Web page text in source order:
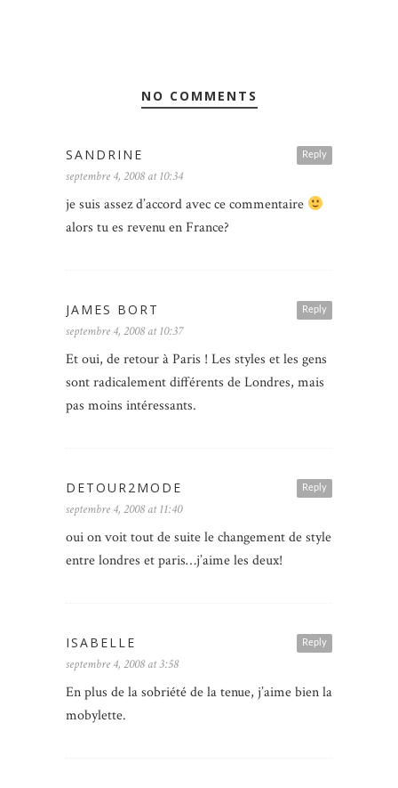
NO COMMENTS
Reply
SANDRINE
septembre 4, 2008 at 10:34
je suis assez d’accord avec ce commentaire
alors tu es revenu en France?
Reply
JAMES BORT
septembre 4, 2008 at 10:37
Et oui, de retour à Paris ! Les styles et les gens
sont radicalement différents de Londres, mais
pas moins intéressants.
Reply
DETOUR2MODE
septembre 4, 2008 at 11:40
oui on voit tout de suite le changement de style
entre londres et paris…j’aime les deux!
Reply
ISABELLE
septembre 4, 2008 at 3:58
En plus de la sobriété de la tenue, j’aime bien la
mobylette.